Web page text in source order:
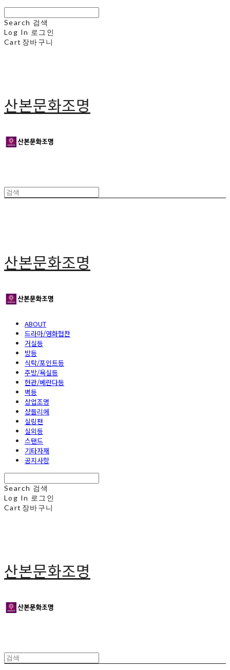
Search 검색
Log In 로그인
Cart 장바구니
산본문화조명
산본문화조명
ABOUT
드라마/영화협찬
거실등
방등
식탁/포인트등
주방/욕실등
현관/베란다등
벽등
상업조명
샹들리에
실링팬
실외등
스탠드
기타자재
공지사항
Search 검색
Log In 로그인
Cart 장바구니
산본문화조명